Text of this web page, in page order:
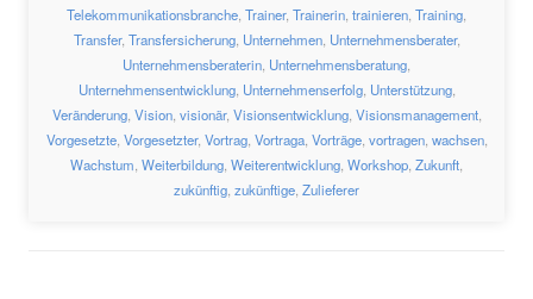
Telekommunikationsbranche Trainer, Trainerin trainieren Training
Transfer, Transfersicherung, Unternehmen, Unternehmensberater,
Unternehmensberaterin Unternehmensberatung
Unternehmensentwicklung, Unternehmenserfolg, Unterstützung,
Veränderung, Vision, visionär, Visionsentwicklung, Visionsmanagement,
Vorgesetzte, Vorgesetzter, Vortrag, Vortraga, Vorträge, vortragen, wachsen,
Wachstum Weiterbildung Weiterentwicklung Workshop Zukunft
zukünftig zukünftige Zulieferer